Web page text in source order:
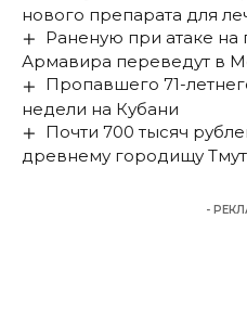
нового препарата для
Раненую при атаке на
Армавира переведут в
Пропавшего 71-
недели на Кубани
Почти 700 тысяч
древнему городищу
-